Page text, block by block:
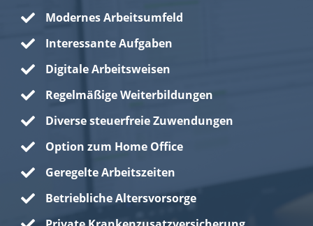
Modernes Arbeitsumfeld
Interessante Aufgaben
Digitale Arbeitsweisen
Regelmäßige Weiterbildungen
Diverse steuerfreie Zuwendungen
Option zum Home Office
Geregelte Arbeitszeiten
Betriebliche Altersvorsorge